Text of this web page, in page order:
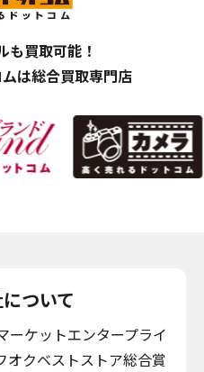
も買取可能！
は総合買取専門店
ついて
ーケットエンタープライ
オクベストストア総合賞